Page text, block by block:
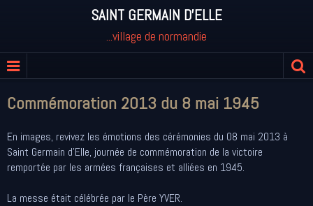
SAINT GERMAIN D'ELLE
...village de normandie
Commémoration 2013 du 8 mai 1945
En images, revivez les émotions des cérémonies du 08 mai 2013 à
Saint Germain d'Elle, journée de commémoration de la victoire
remportée par les armées françaises et alliées en 1945.
La messe était célébrée par le Père YVER.